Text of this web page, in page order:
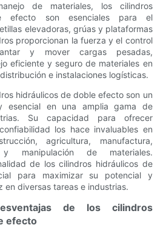
de materiales, los cilindros
efecto son esenciales para el
elevadoras, grúas y plataformas
proporcionan la fuerza y ​​el control
y mover cargas pesadas,
eficiente y seguro de materiales en
e instalaciones logísticas.
hidráulicos de doble efecto son un
esencial en una amplia gama de
Su capacidad para ofrecer
los hace invaluables en
agricultura, manufactura,
manipulación de materiales.
de los cilindros hidráulicos de
para maximizar su potencial y
en diversas tareas e industrias.
de los cilindros
efecto